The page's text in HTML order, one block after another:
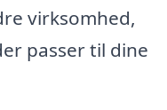
virksomhed,
passer til dine